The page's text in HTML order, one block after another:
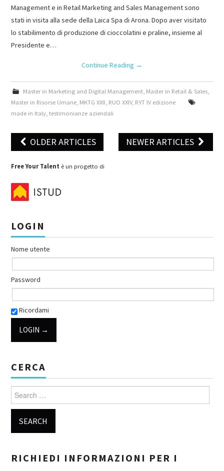
Management e in Retail Marketing and Sales Management sono
stati in visita alla sede della Laica Spa di Arona. Dopo aver visitato
lo stabilimento di produzione di cioccolatini e praline, insieme al
Presidente e…
Continue Reading →
Master in Marketing and Digital Management, Master in Retail & Sales,
Master in Risorse Umane MKTG XXII RUO XXIV, RYT IV edizione
made in Italy ,testimonianze aziendali
Post navigation
OLDER ARTICLES NEWER ARTICLES
Free Your Talent è un progetto di
LOGIN
Nome utente
Password
Ricordami
CERCA
Search for:
RICHIEDI INFORMAZIONI PER I